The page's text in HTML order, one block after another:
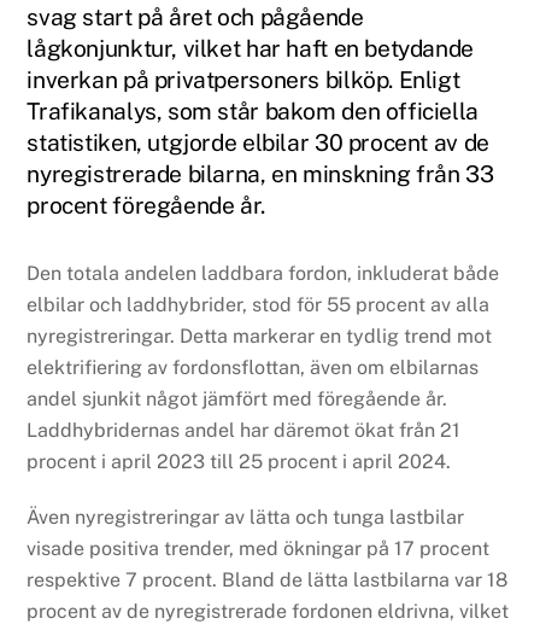
svag start på året och pågående
lågkonjunktur, vilket har haft en betydande
inverkan på privatpersoners bilköp. Enligt
Trafikanalys, som står bakom den officiella
statistiken, utgjorde elbilar 30 procent av de
nyregistrerade bilarna, en minskning från 33
procent föregående år.
Den totala andelen laddbara fordon, inkluderat både
elbilar och laddhybrider, stod för 55 procent av alla
nyregistreringar. Detta markerar en tydlig trend mot
elektrifiering av fordonsflottan, även om elbilarnas
andel sjunkit något jämfört med föregående år.
Laddhybridernas andel har däremot ökat från 21
procent i april 2023 till 25 procent i april 2024.
Även nyregistreringar av lätta och tunga lastbilar
visade positiva trender, med ökningar på 17 procent
respektive 7 procent. Bland de lätta lastbilarna var 18
procent av de nyregistrerade fordonen eldrivna, vilket